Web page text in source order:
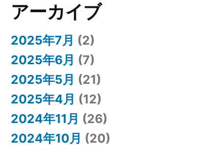
アーカイブ
2025年7月 (2)
2025年6月 (7)
2025年5月 (21)
2025年4月 (12)
2024年11月 (26)
2024年10月 (20)